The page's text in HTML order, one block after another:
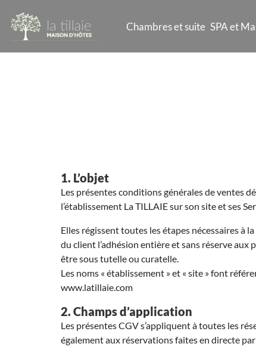
Chambres et suite SPA et
1. L’objet
Les présentes conditions générales de ventes
l’établissement La TILLAIE sur son site et ses
Elles régissent toutes les étapes nécessaires
du client l’adhésion entière et sans réserve aux
être sous tutelle ou curatelle.
Les noms « établissement » et « site » font
www.latillaie.com
2. Champs d’application
Les présentes CGV s’appliquent à toutes les
également aux réservations faites en directe